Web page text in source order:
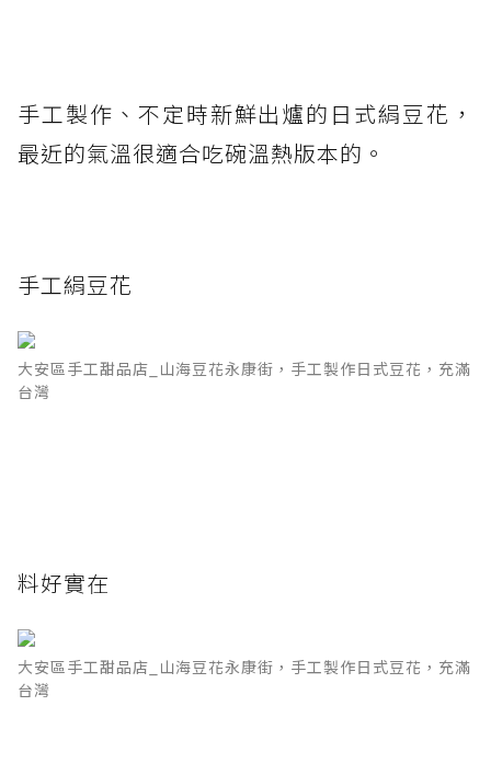
手工製作、不定時新鮮出爐的日式絹豆花，
最近的氣溫很適合吃碗溫熱版本的。
手工絹豆花
大安區手工甜品店_山海豆花永康街，手工製作日式豆花，充滿
台灣
料好實在
大安區手工甜品店_山海豆花永康街，手工製作日式豆花，充滿
台灣